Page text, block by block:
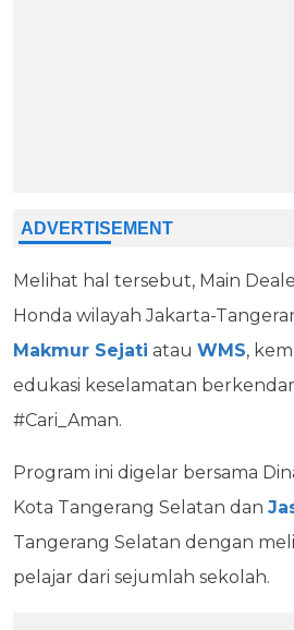
Melihat hal tersebut, Main
Honda wilayah Jakarta-
Makmur Sejati atau WMS,
edukasi keselamatan
#Cari_Aman.
Program ini digelar bersama
Kota Tangerang Selatan dan
Tangerang Selatan dengan
pelajar dari sejumlah sekolah.